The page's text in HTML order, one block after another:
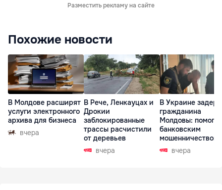
Разместить рекламу на сайте
Похожие новости
В Молдове расширят
услуги электронного
архива для бизнеса
вчера
В Рече, Ленкауцах и
Дрокии
заблокированные
трассы расчистили
от деревьев
вчера
В Украине
гражданина
Молдовы:
банковским
мошенничеством
Чехиивчера